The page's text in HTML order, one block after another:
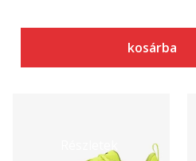
kosárba